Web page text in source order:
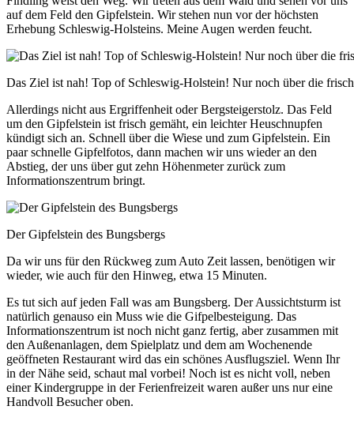
auf dem Feld den Gipfelstein. Wir stehen nun vor der höchsten
Erhebung Schleswig-Holsteins. Meine Augen werden feucht.
Das Ziel ist nah! Top of Schleswig-Holstein! Nur noch über die frisch
Allerdings nicht aus Ergriffenheit oder Bergsteigerstolz. Das Feld
um den Gipfelstein ist frisch gemäht, ein leichter Heuschnupfen
kündigt sich an. Schnell über die Wiese und zum Gipfelstein. Ein
paar schnelle Gipfelfotos, dann machen wir uns wieder an den
Abstieg, der uns über gut zehn Höhenmeter zurück zum
Informationszentrum bringt.
Der Gipfelstein des Bungsbergs
Da wir uns für den Rückweg zum Auto Zeit lassen, benötigen wir
wieder, wie auch für den Hinweg, etwa 15 Minuten.
Es tut sich auf jeden Fall was am Bungsberg. Der Aussichtsturm ist
natürlich genauso ein Muss wie die Gifpelbesteigung. Das
Informationszentrum ist noch nicht ganz fertig, aber zusammen mit
den Außenanlagen, dem Spielplatz und dem am Wochenende
geöffneten Restaurant wird das ein schönes Ausflugsziel. Wenn Ihr
in der Nähe seid, schaut mal vorbei! Noch ist es nicht voll, neben
einer Kindergruppe in der Ferienfreizeit waren außer uns nur eine
Handvoll Besucher oben.